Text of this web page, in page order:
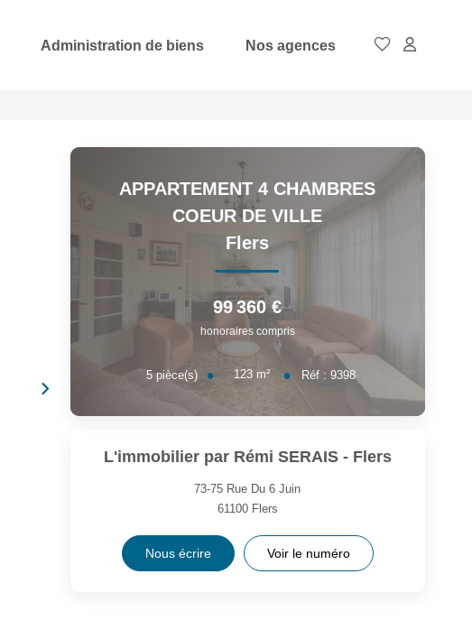
Administration de biens Nos agences
APPARTEMENT 4 CHAMBRES
COEUR DE VILLE
Flers
99 360 €
honoraires compris
5pièce(s) 123m² Réf :9398
L'immobilier par Rémi SERAIS - Flers
73-75 Rue Du 6 Juin
61100 Flers
Nous écrire Voir le numéro